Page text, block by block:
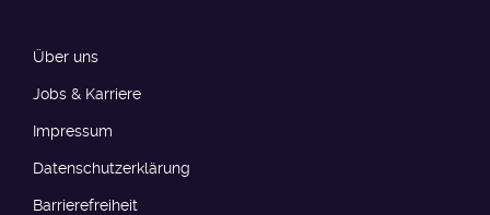
Über uns
Jobs & Karriere
Impressum
Datenschutzerklärung
Barrierefreiheit​​​